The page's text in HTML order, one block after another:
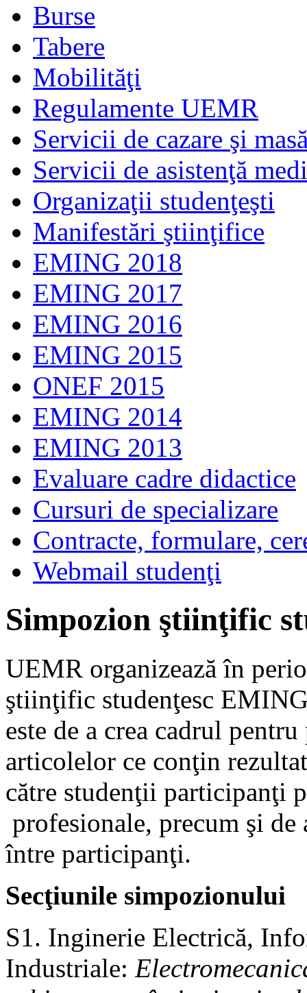
Burse
Tabere
Mobilităţi
Regulamente UEMR
Servicii de cazare şi
Servicii de asistenţă
Organizaţii studenţeşti
Manifestări ştiinţifice
EMING 2018
EMING 2017
EMING 2016
EMING 2015
ONEF 2015
EMING 2014
EMING 2013
Evaluare cadre didactice
Cursuri de specializare
Contracte, formulare,
Webmail studenţi
Simpozion ştiinţific
UEMR organizează în
ştiinţific studenţesc
este de a crea cadrul
articolelor ce conţin
către studenţii participanţi
profesionale, precum şi
între participanţi.
Secţiunile simpozionului
S1. Inginerie Electrică,
Industriale: